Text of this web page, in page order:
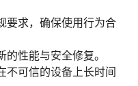
要求，确保使用行为合
性能与安全修复。
不可信的设备上长时间